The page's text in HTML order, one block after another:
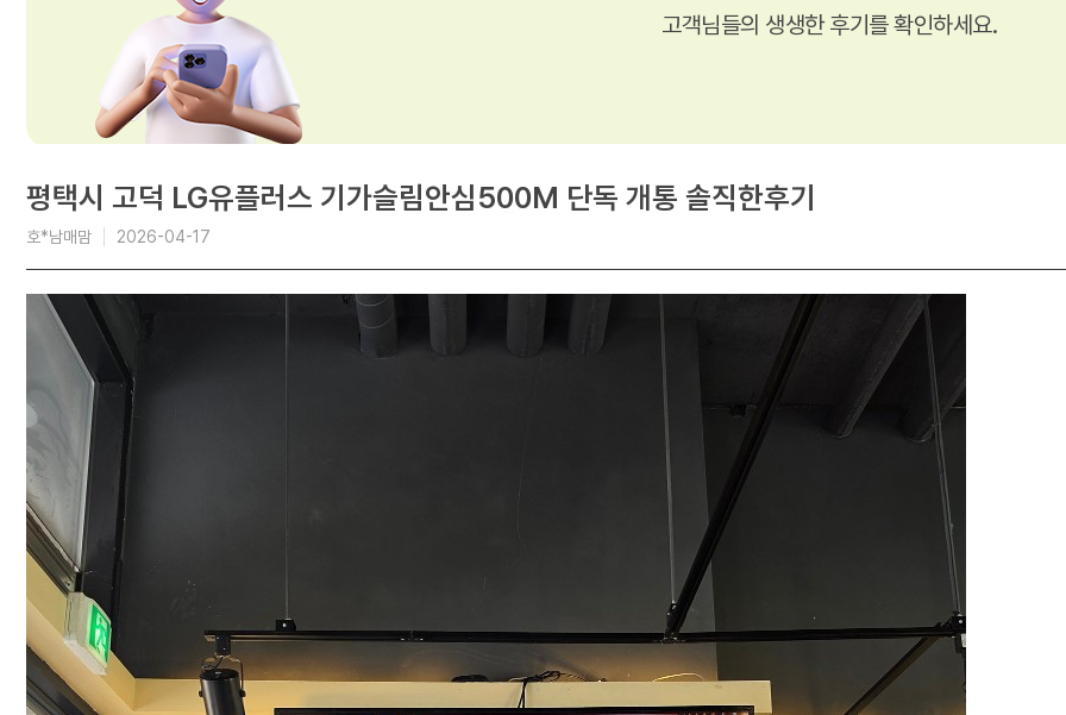
고객님들의 생생한 후기를 확인하세요.
평택시 고덕 LG유플러스 기가슬림안심500M 단독 개통 솔직한후기
호*남매맘 2026-04-17